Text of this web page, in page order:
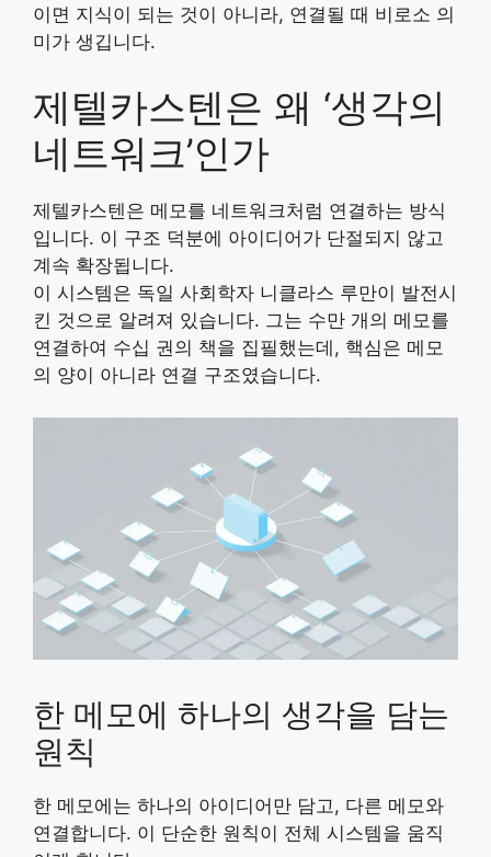
이면 지식이 되는 것이 아니라, 연결될 때 비로소 의
미가 생깁니다.
제텔카스텐은 왜 ‘생각의
네트워크’인가
제텔카스텐은 메모를 네트워크처럼 연결하는 방식
입니다. 이 구조 덕분에 아이디어가 단절되지 않고
계속 확장됩니다.
이 시스템은 독일 사회학자 니클라스 루만이 발전시
킨 것으로 알려져 있습니다. 그는 수만 개의 메모를
연결하여 수십 권의 책을 집필했는데, 핵심은 메모
의 양이 아니라 연결 구조였습니다.
한 메모에 하나의 생각을 담는
원칙
한 메모에는 하나의 아이디어만 담고, 다른 메모와
연결합니다. 이 단순한 원칙이 전체 시스템을 움직